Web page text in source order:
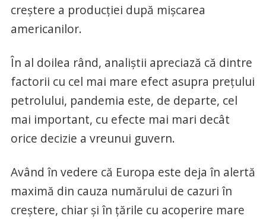
creștere a producției după mișcarea
americanilor.
În al doilea rând, analiștii apreciază că dintre
factorii cu cel mai mare efect asupra prețului
petrolului, pandemia este, de departe, cel
mai important, cu efecte mai mari decât
orice decizie a vreunui guvern.
Având în vedere că Europa este deja în alertă
maximă din cauza numărului de cazuri în
creștere, chiar și în țările cu acoperire mare